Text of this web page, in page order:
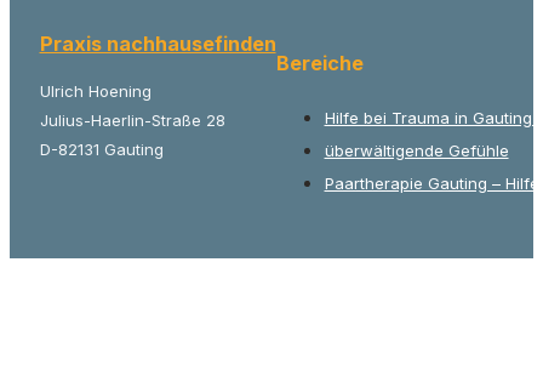
Praxis nachhausefinden
Ulrich Hoening
Julius-Haerlin-Straße 28
D-82131 Gauting
Bereiche
Hilfe bei Trauma in Gauting
überwältigende Gefühle
Paartherapie Gauting –